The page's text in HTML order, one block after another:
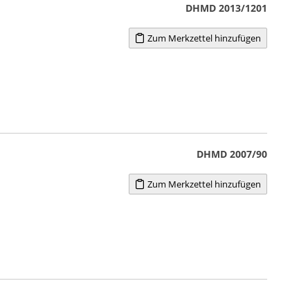
DHMD 2013/1201
Zum Merkzettel hinzufügen
DHMD 2007/90
Zum Merkzettel hinzufügen